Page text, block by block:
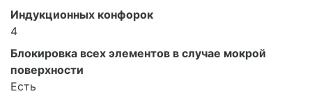
Индукционных конфорок
4
Блокировка всех элементов в случае мокрой
поверхности
Есть